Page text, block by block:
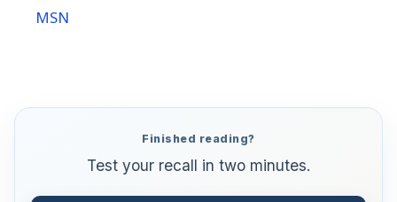
MSN
Finished reading?
Test your recall in two minutes.